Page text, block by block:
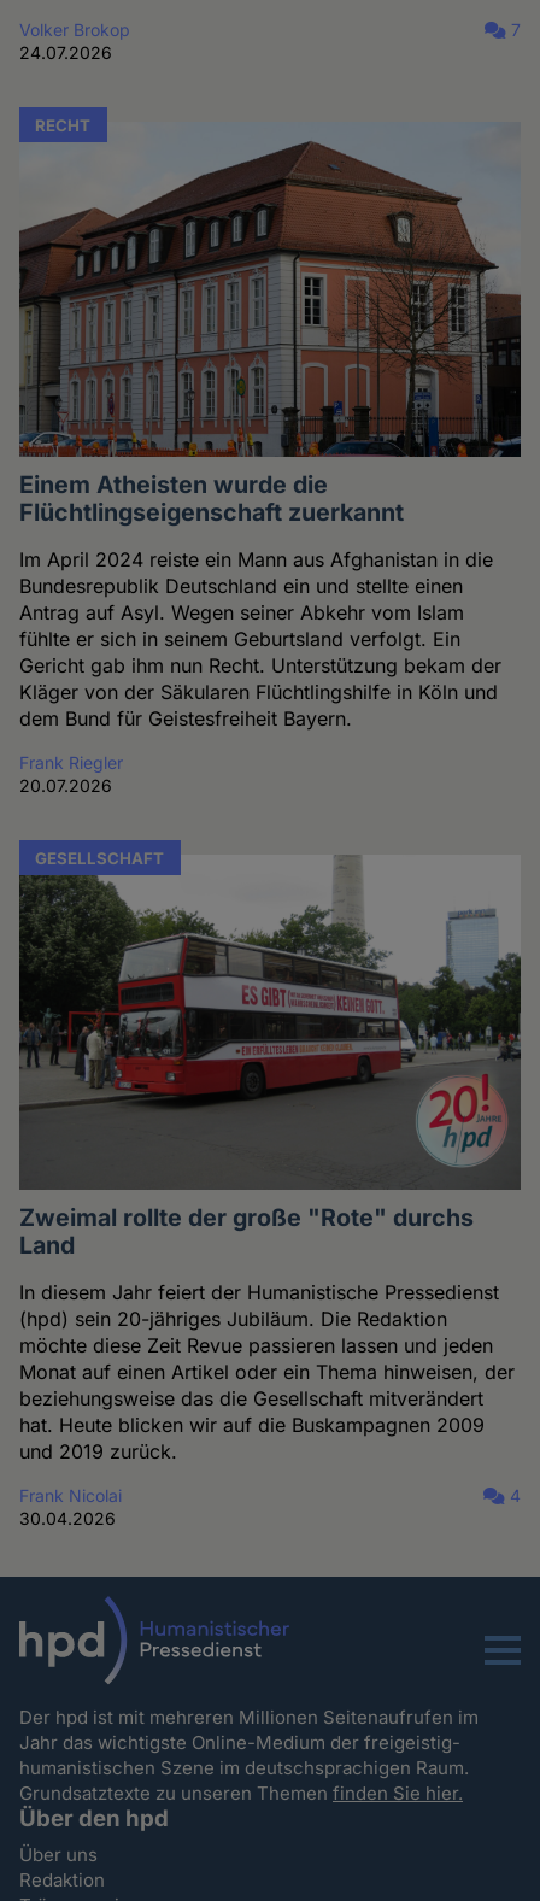
Volker Brokop
24.07.2026
7
RECHT
Einem Atheisten wurde die
Flüchtlingseigenschaft zuerkannt
Im April 2024 reiste ein Mann aus Afghanistan in die
Bundesrepublik Deutschland ein und stellte einen
Antrag auf Asyl. Wegen seiner Abkehr vom Islam
fühlte er sich in seinem Geburtsland verfolgt. Ein
Gericht gab ihm nun Recht. Unterstützung bekam der
Kläger von der Säkularen Flüchtlingshilfe in Köln und
dem Bund für Geistesfreiheit Bayern.
Frank Riegler
20.07.2026
GESELLSCHAFT
Zweimal rollte der große "Rote" durchs
Land
In diesem Jahr feiert der Humanistische Pressedienst
(hpd) sein 20-jähriges Jubiläum. Die Redaktion
möchte diese Zeit Revue passieren lassen und jeden
Monat auf einen Artikel oder ein Thema hinweisen, der
beziehungsweise das die Gesellschaft mitverändert
hat. Heute blicken wir auf die Buskampagnen 2009
und 2019 zurück.
Frank Nicolai
30.04.2026
4
Menu
Der hpd ist mit mehreren Millionen Seitenaufrufen im
Jahr das wichtigste Online-Medium der freigeistig-
humanistischen Szene im deutschsprachigen Raum.
Grundsatztexte zu unseren Themenfinden Sie hier.
Über den hpd
Über uns
Redaktion